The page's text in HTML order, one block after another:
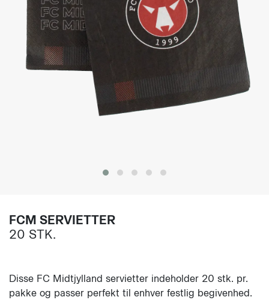
FCM SERVIETTER
20 STK.
Disse FC Midtjylland servietter indeholder 20 stk. pr.
pakke og passer perfekt til enhver festlig begivenhed.